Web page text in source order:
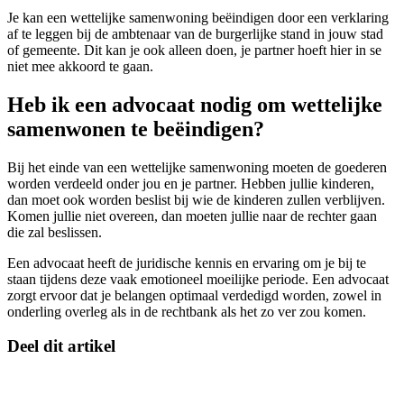
Je kan een wettelijke samenwoning beëindigen door een verklaring
af te leggen bij de ambtenaar van de burgerlijke stand in jouw stad
of gemeente. Dit kan je ook alleen doen, je partner hoeft hier in se
niet mee akkoord te gaan.
Heb ik een advocaat nodig om wettelijke
samenwonen te beëindigen?
Bij het einde van een wettelijke samenwoning moeten de goederen
worden verdeeld onder jou en je partner. Hebben jullie kinderen,
dan moet ook worden beslist bij wie de kinderen zullen verblijven.
Komen jullie niet overeen, dan moeten jullie naar de rechter gaan
die zal beslissen.
Een advocaat heeft de juridische kennis en ervaring om je bij te
staan tijdens deze vaak emotioneel moeilijke periode. Een advocaat
zorgt ervoor dat je belangen optimaal verdedigd worden, zowel in
onderling overleg als in de rechtbank als het zo ver zou komen.
Deel dit artikel